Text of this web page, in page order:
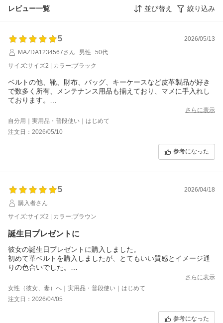
レビュー一覧 並び替え 絞り込み
5
2026/05/13
MAZDA1234567さん
男性
50代
サイズ:サイズ2 | カラー:ブラック
ベルトの他、靴、財布、バッグ、キーケースなど皮革製品が好き
で数多く所有、メンテナンス用品も揃えており、マメに手入れし
ております。
レザーメッシュベルトはブランド品を含め複数所有してますが、
このベルトが6,600円なら安いと思います。
しっかりした作りで、普遍的で使いやすいデザイン、良心価格、
さらに表示
自分用｜実用品・普段使い｜はじめて
注文日：2026/05/10
参考になった
5
2026/04/18
購入者さん
サイズ:サイズ2 | カラー:ブラウン
誕生日プレゼントに
彼女の誕生日プレゼントに購入しました。
初めて革ベルトを購入しましたが、とてもいい質感とイメージ通
りの色合いでした。
裏側がザラザラしていましたが、使っていくうちに滑らかにな
り、革の良さも出てくると思います。
ベルトは不織布に包まれて箱に入っていました。箱もクッション
材で包まれており、丁寧な梱包がされていました。
どのサイトで購入するか迷いましたが、ベルトラボ様で購入して
さらに表示
女性（彼女、妻）へ｜実用品・普段使い｜はじめて
注文日：2026/04/05
参考になった